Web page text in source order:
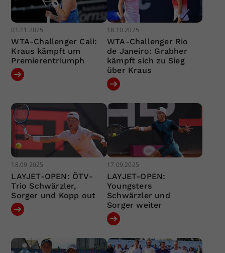
01.11.2025
WTA-Challenger Cali:
Kraus kämpft um
Premierentriumph
18.10.2025
WTA-Challenger Rio
de Janeiro: Grabher
kämpft sich zu Sieg
über Kraus
18.09.2025
LAYJET-OPEN: ÖTV-
Trio Schwärzler,
Sorger und Kopp out
17.09.2025
LAYJET-OPEN:
Youngsters
Schwärzler und
Sorger weiter